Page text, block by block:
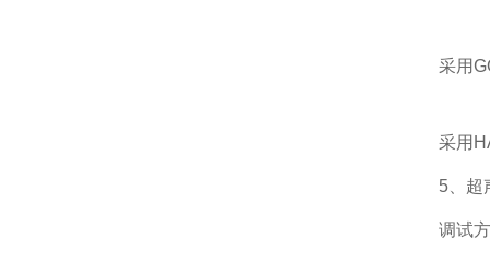
采用
采用
5、超
调试